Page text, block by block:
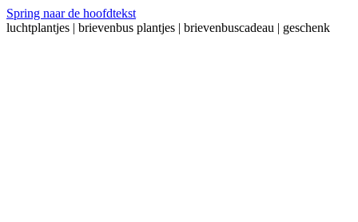
Spring naar de hoofdtekst
luchtplantjes | brievenbus plantjes | brievenbuscadeau | geschenk